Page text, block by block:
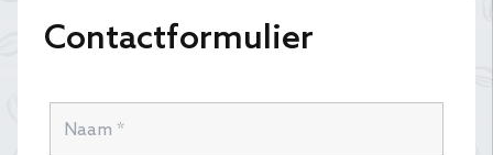
Contactformulier